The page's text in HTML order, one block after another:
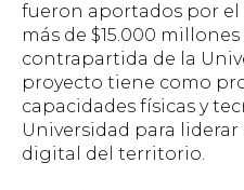
fueron aportados por el
más de $15.000
contrapartida de la
proyecto tiene como
capacidades físicas y
Universidad para
digital del territorio.